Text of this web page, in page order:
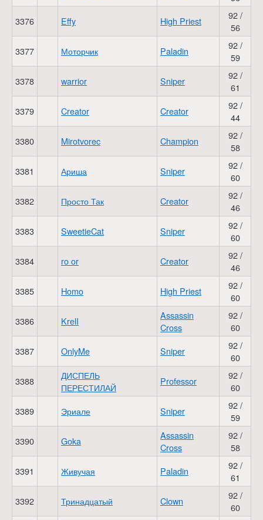
3376
Effy High Priest
92 /
56
3377
Моторчик Paladin
92 /
59
3378
warrior Sniper
92 /
61
3379
Creator Creator
92 /
44
3380
Mirotvorec Champion
92 /
58
3381
Ариша Sniper
92 /
60
3382
Просто Так Creator
92 /
46
3383
SweetieCat Sniper
92 /
60
3384
ro or Creator
92 /
46
3385
Homo High Priest
92 /
60
3386
KrelI
Assassin
Cross
92 /
60
3387
OnlyMe Sniper
92 /
60
3388
ДИСПЕЛЬ
ПЕРЕСТИЛАЙ
Professor
92 /
60
3389
Эриале Sniper
92 /
59
3390
Goka
Assassin
Cross
92 /
58
3391
Живучая Paladin
92 /
61
3392
Тринадцатый Clown
92 /
60